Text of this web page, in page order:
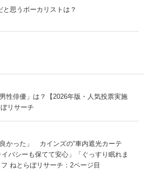
と思うボーカリストは？
性俳優」は？【2026年版・人気投票実施
リサーチ
良かった」 カインズの“車内遮光カーテ
バシーも保てて安心」「ぐっすり眠れま
ねとらぼリサーチ：2ページ目